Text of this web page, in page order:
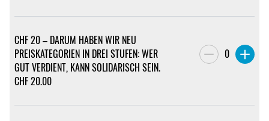
CHF 20 – DARUM HABEN WIR NEU
PREISKATEGORIEN IN DREI STUFEN: WER
GUT VERDIENT, KANN SOLIDARISCH SEIN.
CHF20.00
0